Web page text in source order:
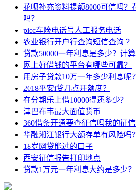
花呗补充资料提额8000可信吗？
吗？
picc车险电话号人工服务电话
农业银行开户行查询短信查询 ？
贷款50000一年利息是多少？计算
网上好借钱的平台有哪些可靠？
用房子贷款10万一年多少利息呢？
2018平安i贷几点开额度？
在分期乐上借10000得还多少？
津巴布韦最大面值货币
360借条开通要查征信吗我的征
华融湘江银行大额存单有风险吗？
18岁网贷能过的口子
西安征信报告打印地点
贷款1万元一年利息大约是多少？